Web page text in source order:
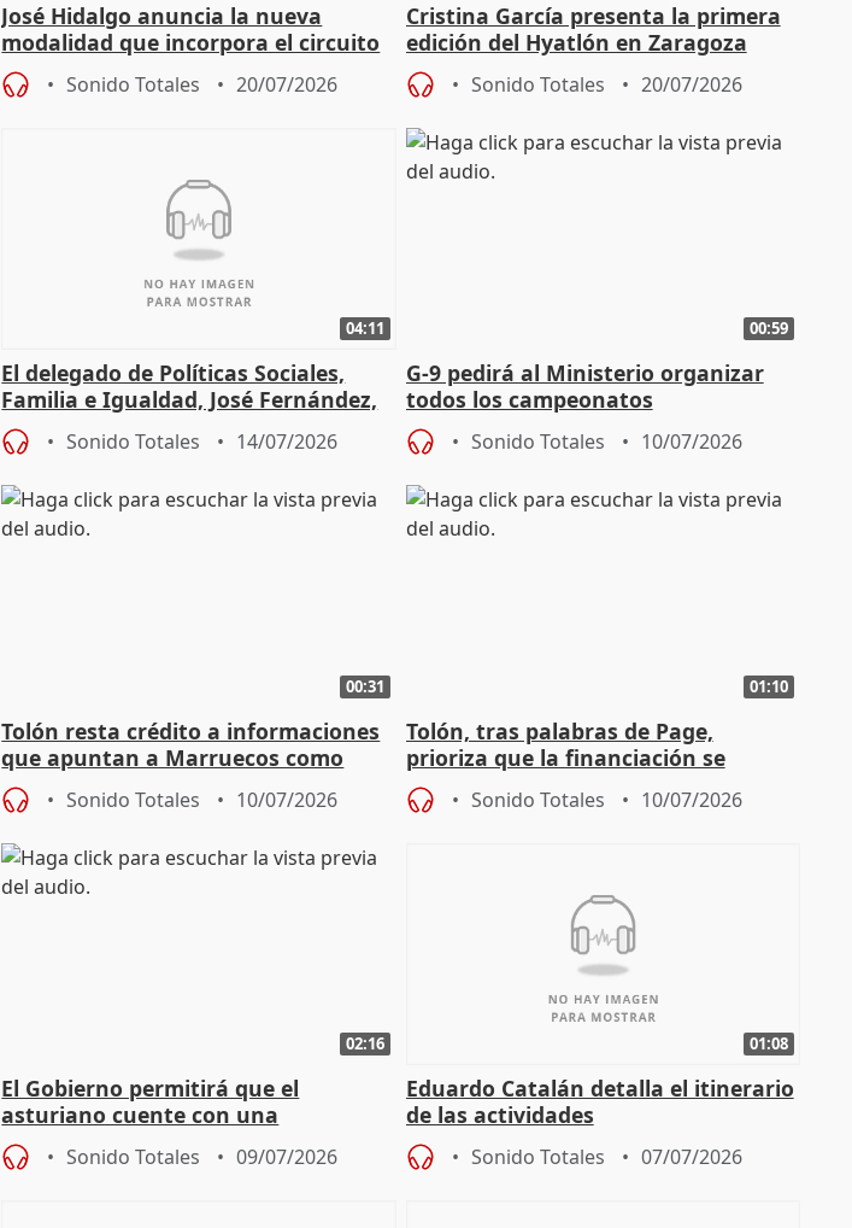
José Hidalgo anuncia la nueva
modalidad que incorpora el circuito
Sonido Totales 20/07/2026
Cristina García presenta la primera
edición del Hyatlón en Zaragoza
Sonido Totales 20/07/2026
04:11
El delegado de Políticas Sociales,
Familia e Igualdad, José Fernández,
sobre los talleres
Sonido Totales 14/07/2026
00:59
G-9 pedirá al Ministerio organizar
todos los campeonatos
universitarios de España en 2027
Sonido Totales 10/07/2026
00:31
Tolón resta crédito a informaciones
que apuntan a Marruecos como
sede del final de Mundial 2030
Sonido Totales 10/07/2026
01:10
Tolón, tras palabras de Page,
prioriza que la financiación se
aborde "ya" en el CPFF
Sonido Totales 10/07/2026
02:16
El Gobierno permitirá que el
asturiano cuente con una
especialidad docente propia
Sonido Totales 09/07/2026
01:08
Eduardo Catalán detalla el itinerario
de las actividades
Sonido Totales 07/07/2026